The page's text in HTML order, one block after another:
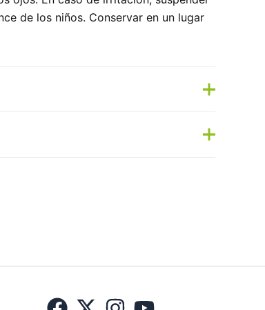
de los niños. Conservar en un lugar